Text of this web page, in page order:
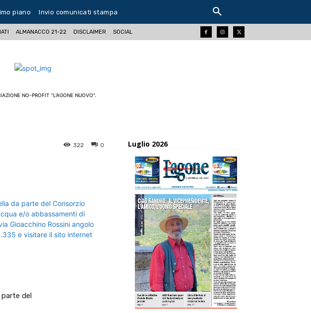
piano Invio comunicati stampa
ALMANACCO 21-22 DISCLAIMER SOCIAL
NO-PROFIT "L'AGONE NUOVO".
0
322
Tumblr Telegram
del
Luglio 2026